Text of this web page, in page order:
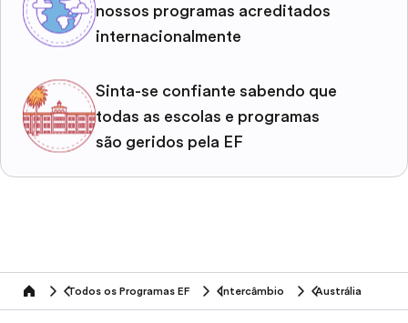
nossos programas acreditados
internacionalmente
Sinta-se confiante sabendo que
todas as escolas e programas
são geridos pela EF
home Todos os Programas EF Intercâmbio Austrália